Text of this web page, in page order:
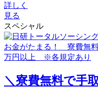
詳しく
見る
スペシャル
＼寮費無料で手